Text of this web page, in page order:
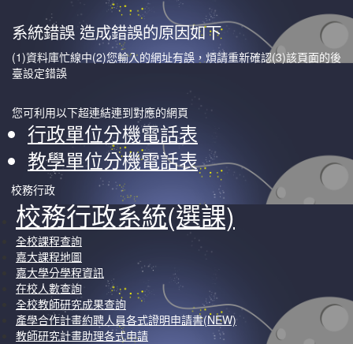
系統錯誤 造成錯誤的原因如下
(1)資料庫忙線中(2)您輸入的網址有誤，煩請重新確認(3)該頁面的後
臺設定錯誤
您可利用以下超連結連到對應的網頁
行政單位分機電話表
教學單位分機電話表
校務行政
校務行政系統(選課)
全校課程查詢
嘉大課程地圖
嘉大學分學程資訊
在校人數查詢
全校教師研究成果查詢
產學合作計畫約聘人員各式證明申請書(NEW)
教師研究計畫助理各式申請